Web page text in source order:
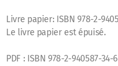
Livre papier: ISBN 978-2-
Le livre papier est épuisé.
PDF : ISBN 978-2-940587-34-6